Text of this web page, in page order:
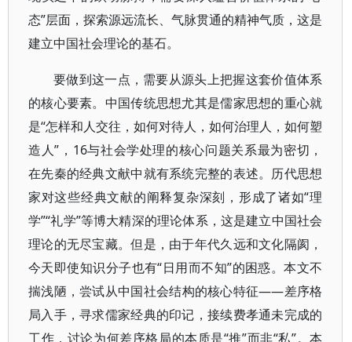
态”层面，探索源远流长、气脉贯通的精神气质，这是
建立中国社会理论的基石。
要做到这一点，需要从源头上把握这套价值体系
的核心要素。中国传统思想尤其是儒家思想的重心就
是“怎样和人交往，如何对待人，如何治理人，如何塑
造人”，16与社会学处理的核心问题关系最为密切，
在先秦的经典文献中就有系统完整的表述。历代思想
家对这些经典文献的阐释复杂深刻，形成了诸如“理
学”“礼学”等博大精深的理论体系，这是建立中国社会
理论的无尽宝藏。但是，由于年代久远和文化隔阂，
今天即使知识分子也有“日用而不知”的困惑。本文不
揣浅陋，尝试从中国社会结构的核心特征——差序格
局入手，寻求儒家经典的印记，接续费孝通未完成的
工作，讨论为何差序格局的本质是“推”而非“私”。本